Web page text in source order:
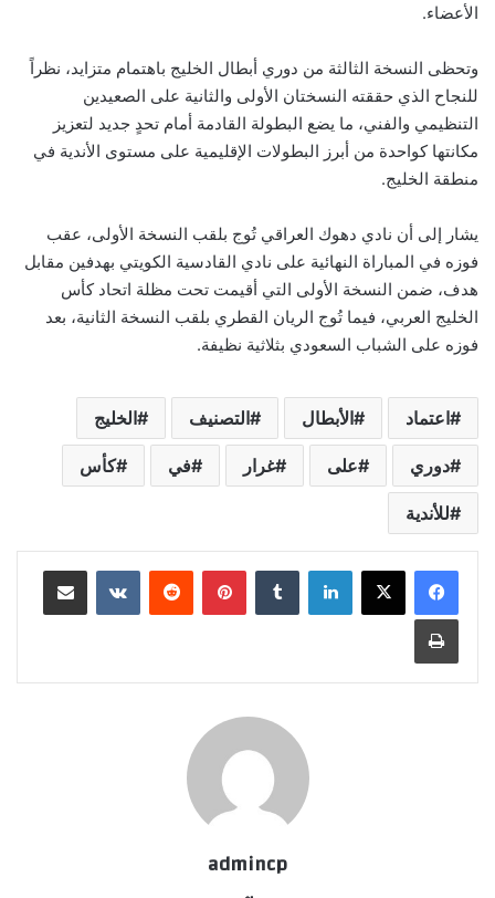
الأعضاء.
وتحظى النسخة الثالثة من دوري أبطال الخليج باهتمام متزايد، نظراً
للنجاح الذي حققته النسختان الأولى والثانية على الصعيدين
التنظيمي والفني، ما يضع البطولة القادمة أمام تحدٍ جديد لتعزيز
مكانتها كواحدة من أبرز البطولات الإقليمية على مستوى الأندية في
منطقة الخليج.
يشار إلى أن نادي دهوك العراقي تُوج بلقب النسخة الأولى، عقب
فوزه في المباراة النهائية على نادي القادسية الكويتي بهدفين مقابل
هدف، ضمن النسخة الأولى التي أقيمت تحت مظلة اتحاد كأس
الخليج العربي، فيما تُوج الريان القطري بلقب النسخة الثانية، بعد
فوزه على الشباب السعودي بثلاثية نظيفة.
اعتماد الأبطال التصنيف الخليج
دوري على غرار في كأس
للأندية
لينكدإن بينتيريست
admincp